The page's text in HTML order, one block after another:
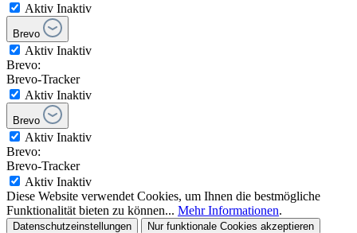
Aktiv Inaktiv
Brevo
Aktiv Inaktiv
Brevo:
Brevo-Tracker
Aktiv Inaktiv
Brevo
Aktiv Inaktiv
Brevo:
Brevo-Tracker
Aktiv Inaktiv
Diese Website verwendet Cookies, um Ihnen die bestmögliche
Funktionalität bieten zu können... Mehr Informationen.
Datenschutzeinstellungen
Nur funktionale Cookies akzeptieren